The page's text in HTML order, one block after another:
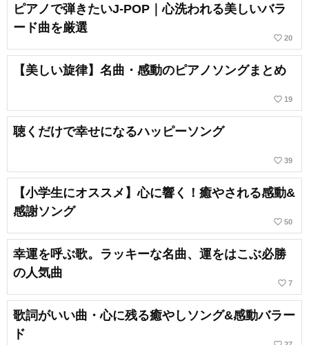
ピアノで弾きたいJ-POP｜心洗われる美しいバラ
ード曲を厳選
favorite_border 20
【美しい旋律】名曲・感動のピアノソングまとめ
favorite_border 19
聴くだけで幸せになるハッピーソング
favorite_border 39
【小学生にオススメ】心に響く！癒やされる感動&
感謝ソング
favorite_border 50
幸運を呼ぶ歌。ラッキーな名曲、運をはこぶ必勝
の人気曲
favorite_border 7
歌詞がいい曲・心に残る癒やしソング&感動バラー
ド